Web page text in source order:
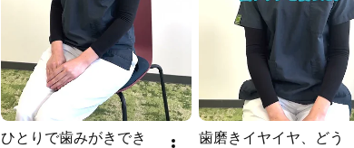
ひとりで歯みがきでき
歯磨きイヤイヤ、どう